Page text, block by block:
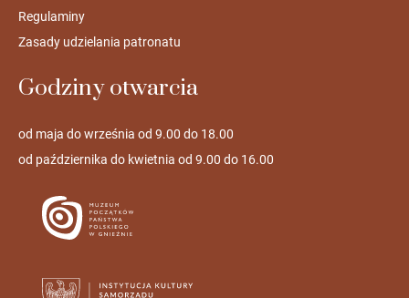
Regulaminy
Zasady udzielania patronatu
Godziny otwarcia
od maja do września od 9.00 do 18.00
od października do kwietnia od 9.00 do 16.00